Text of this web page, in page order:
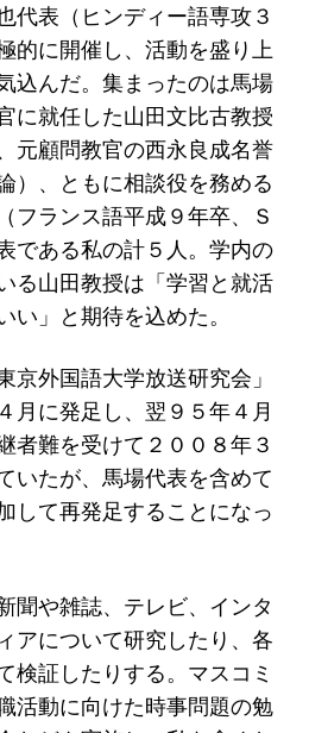
代表（ヒンディー語専攻３
的に開催し、活動を盛り上
込んだ。集まったのは馬場
に就任した山田文比古教授
元顧問教官の西永良成名誉
）、ともに相談役を務める
フランス語平成９年卒、Ｓ
である私の計５人。学内の
る山田教授は「学習と就活
い」と期待を込めた。
京外国語大学放送研究会」
月に発足し、翌９５年４月
者難を受けて２００８年３
いたが、馬場代表を含めて
して再発足することになっ
聞や雑誌、テレビ、インタ
アについて研究したり、各
検証したりする。マスコミ
活動に向けた時事問題の勉